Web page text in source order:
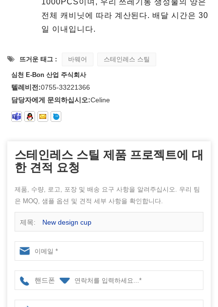
1000PCS이며, 우리 쓰레기통 생성물의 양은
전체 캐비닛에 따라 계산된다. 배달 시간은 30
일 이내입니다.
뜨거운 태그 : 바웨어 스테인레스 스틸
심천 E-Bon 산업 주식회사
텔레비전:0755-33221366
담당자에게 문의하십시오:Celine
스테인레스 스틸 제품 프로젝트에 대
한 견적 요청
제품, 수량, 로고, 포장 및 배송 요구 사항을 알려주십시오. 우리 팀
은 MOQ, 샘플 옵션 및 견적 세부 사항을 확인합니다.
제목: New design cup
핸드폰